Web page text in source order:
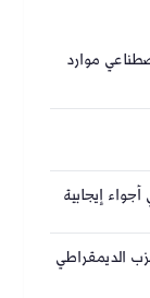
موارد
إيجابية
الديمقراطي